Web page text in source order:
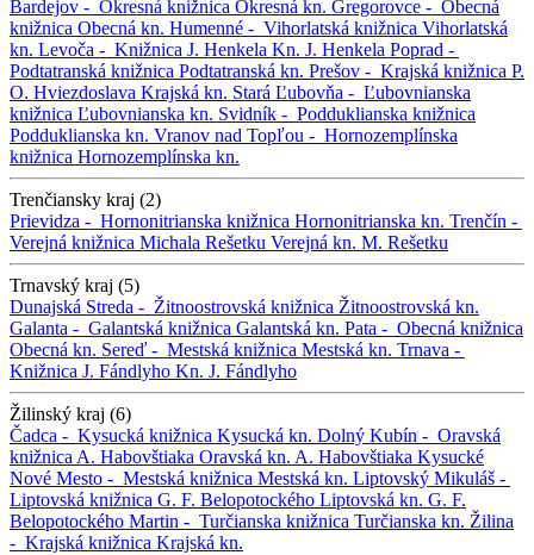
Bardejov - Okresná knižnica Okresná kn. Gregorovce - Obecná
knižnica Obecná kn. Humenné - Vihorlatská knižnica Vihorlatská
kn. Levoča - Knižnica J. Henkela Kn. J. Henkela Poprad -
Podtatranská knižnica Podtatranská kn. Prešov - Krajská knižnica P.
O. Hviezdoslava Krajská kn. Stará Ľubovňa - Ľubovnianska
knižnica Ľubovnianska kn. Svidník - Podduklianska knižnica
Podduklianska kn. Vranov nad Topľou - Hornozemplínska
knižnica Hornozemplínska kn.
Trenčiansky kraj (2)
Prievidza - Hornonitrianska knižnica Hornonitrianska kn. Trenčín -
Verejná knižnica Michala Rešetku Verejná kn. M. Rešetku
Trnavský kraj (5)
Dunajská Streda - Žitnoostrovská knižnica Žitnoostrovská kn.
Galanta - Galantská knižnica Galantská kn. Pata - Obecná knižnica
Obecná kn. Sereď - Mestská knižnica Mestská kn. Trnava -
Knižnica J. Fándlyho Kn. J. Fándlyho
Žilinský kraj (6)
Čadca - Kysucká knižnica Kysucká kn. Dolný Kubín - Oravská
knižnica A. Habovštiaka Oravská kn. A. Habovštiaka Kysucké
Nové Mesto - Mestská knižnica Mestská kn. Liptovský Mikuláš -
Liptovská knižnica G. F. Belopotockého Liptovská kn. G. F.
Belopotockého Martin - Turčianska knižnica Turčianska kn. Žilina
- Krajská knižnica Krajská kn.